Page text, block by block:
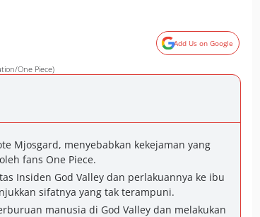
Add Us on Google
One Piece)
Mjosgard, menyebabkan kekejaman yang
fans One Piece.
Insiden God Valley dan perlakuannya ke ibu
sifatnya yang tak terampuni.
manusia di God Valley dan melakukan